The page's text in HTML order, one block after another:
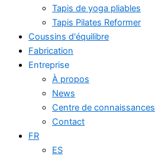
Tapis de yoga pliables
Tapis Pilates Reformer
Coussins d'équilibre
Fabrication
Entreprise
À propos
News
Centre de connaissances
Contact
FR
ES